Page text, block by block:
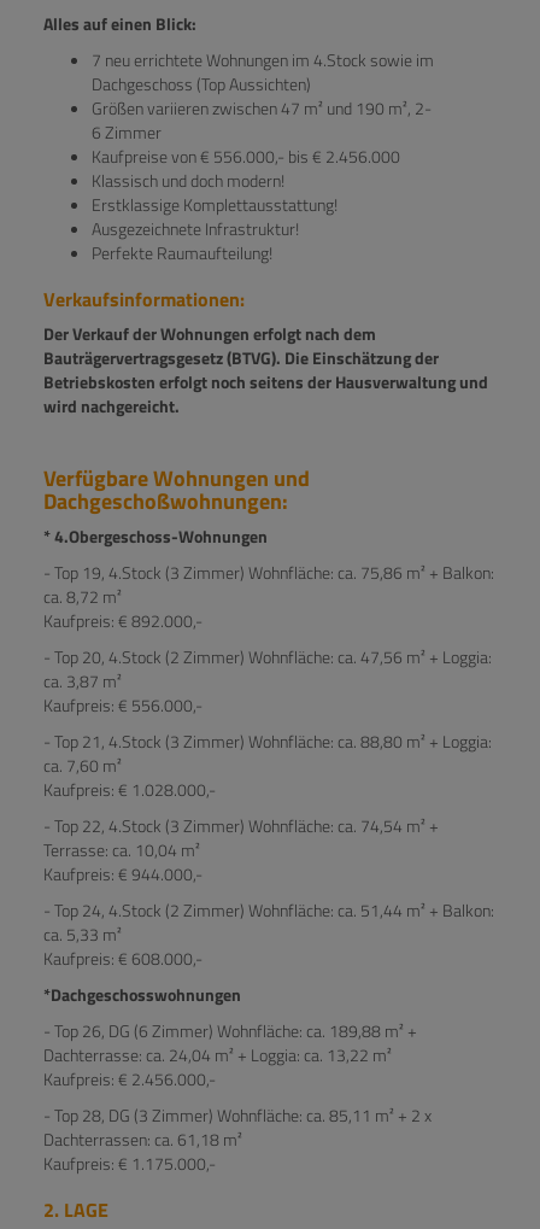
Alles auf einen Blick:
7 neu errichtete Wohnungen im 4.Stock sowie im
Dachgeschoss (Top Aussichten)
Größen variieren zwischen 47 m² und 190 m², 2-
6 Zimmer
Kaufpreise von € 556.000,- bis € 2.456.000
Klassisch und doch modern!
Erstklassige Komplettausstattung!
Ausgezeichnete Infrastruktur!
Perfekte Raumaufteilung!
Verkaufsinformationen:
Der Verkauf der Wohnungen erfolgt nach dem
Bauträgervertragsgesetz (BTVG). Die Einschätzung der
Betriebskosten erfolgt noch seitens der Hausverwaltung und
wird nachgereicht.
Verfügbare Wohnungen und
Dachgeschoßwohnungen:
* 4.Obergeschoss-Wohnungen
- Top 19, 4.Stock (3 Zimmer) Wohnfläche: ca. 75,86 m² + Balkon:
ca. 8,72 m²
Kaufpreis: € 892.000,-
- Top 20, 4.Stock (2 Zimmer) Wohnfläche: ca. 47,56 m² + Loggia:
ca. 3,87 m²
Kaufpreis: € 556.000,-
- Top 21, 4.Stock (3 Zimmer) Wohnfläche: ca. 88,80 m² + Loggia:
ca. 7,60 m²
Kaufpreis: € 1.028.000,-
- Top 22, 4.Stock (3 Zimmer) Wohnfläche: ca. 74,54 m² +
Terrasse: ca. 10,04 m²
Kaufpreis: € 944.000,-
- Top 24, 4.Stock (2 Zimmer) Wohnfläche: ca. 51,44 m² + Balkon:
ca. 5,33 m²
Kaufpreis: € 608.000,-
*Dachgeschosswohnungen
- Top 26, DG (6 Zimmer) Wohnfläche: ca. 189,88 m² +
Dachterrasse: ca. 24,04 m² + Loggia: ca. 13,22 m²
Kaufpreis: € 2.456.000,-
- Top 28, DG (3 Zimmer) Wohnfläche: ca. 85,11 m² + 2 x
Dachterrassen: ca. 61,18 m²
Kaufpreis: € 1.175.000,-
2. LAGE